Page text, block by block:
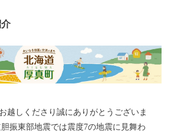
越しくださり誠にありがとうございま